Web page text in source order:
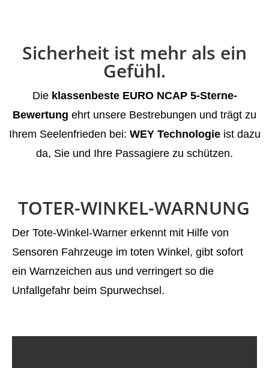
Sicherheit ist mehr als ein
Gefühl.
Die klassenbeste EURO NCAP 5-Sterne-
Bewertung ehrt unsere Bestrebungen und trägt zu
Ihrem Seelenfrieden bei: WEY Technologieist dazu
da, Sie und Ihre Passagiere zu schützen.
TOTER-WINKEL-WARNUNG
Der Tote-Winkel-Warner erkennt mit Hilfe von
Sensoren Fahrzeuge im toten Winkel, gibt sofort
ein Warnzeichen aus und verringert so die
Unfallgefahr beim Spurwechsel.